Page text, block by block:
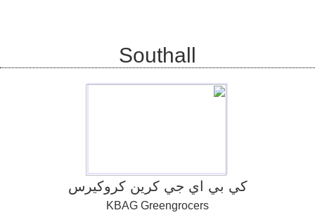
Southall
كي بي اي جي كرين كروكيرس
KBAG Greengrocers